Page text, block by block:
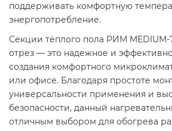
поддерживать комфортную
энергопотребление.
Секции тёплого пола РИМ MEDIUM-
отрез — это надежное и
создания комфортного
или офисе. Благодаря простоте
универсальности применения и
безопасности, данный
отличным выбором для обогрева